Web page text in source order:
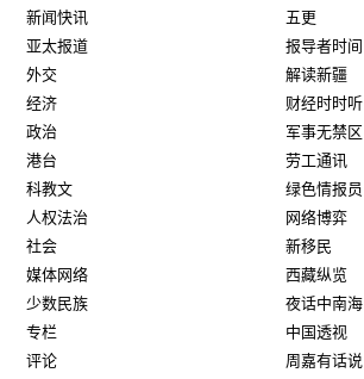
新闻快讯
亚太报道
外交
经济
政治
港台
科教文
人权法治
社会
媒体网络
少数民族
专栏
评论
五更
报导者时间
解读新疆
财经时时听
军事无禁区
劳工通讯
绿色情报员
网络博弈
新移民
西藏纵览
夜话中南海
中国透视
周嘉有话说